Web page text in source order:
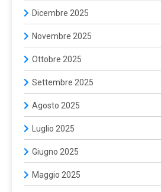
Dicembre 2025
Novembre 2025
Ottobre 2025
Settembre 2025
Agosto 2025
Luglio 2025
Giugno 2025
Maggio 2025